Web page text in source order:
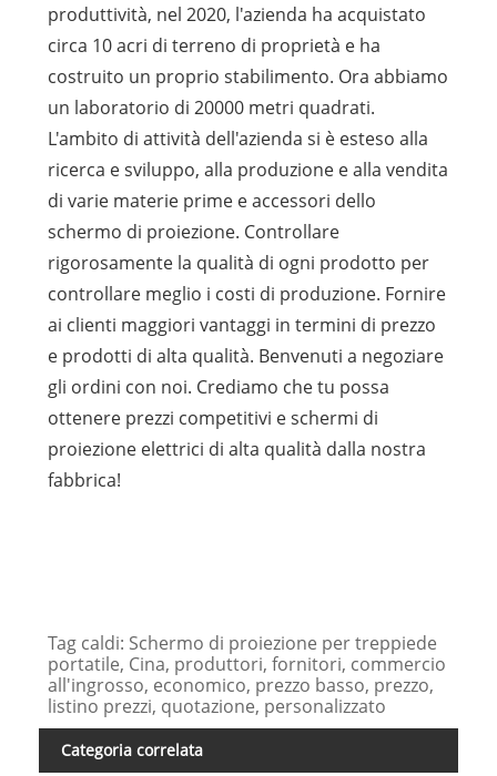
produttività, nel 2020, l'azienda ha acquistato
circa 10 acri di terreno di proprietà e ha
costruito un proprio stabilimento. Ora abbiamo
un laboratorio di 20000 metri quadrati.
L'ambito di attività dell'azienda si è esteso alla
ricerca e sviluppo, alla produzione e alla vendita
di varie materie prime e accessori dello
schermo di proiezione. Controllare
rigorosamente la qualità di ogni prodotto per
controllare meglio i costi di produzione. Fornire
ai clienti maggiori vantaggi in termini di prezzo
e prodotti di alta qualità. Benvenuti a negoziare
gli ordini con noi. Crediamo che tu possa
ottenere prezzi competitivi e schermi di
proiezione elettrici di alta qualità dalla nostra
fabbrica!
Tag caldi: Schermo di proiezione per treppiede
portatile, Cina, produttori, fornitori, commercio
all'ingrosso, economico, prezzo basso, prezzo,
listino prezzi, quotazione, personalizzato
Categoria correlata